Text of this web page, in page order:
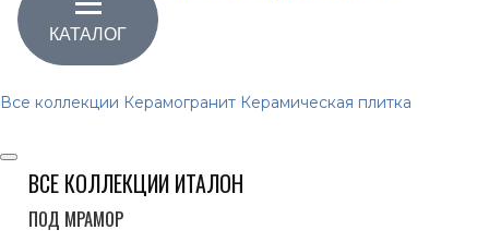
КАТАЛОГ
Все коллекции Керамогранит Керамическая плитка
ВСЕ КОЛЛЕКЦИИ ИТАЛОН
ПОД МРАМОР